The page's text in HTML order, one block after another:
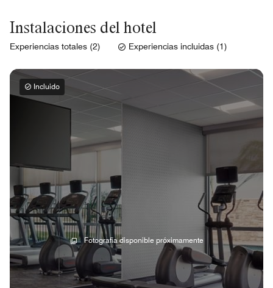
Instalaciones del hotel
Experiencias totales (2) Experiencias incluidas (1)
Fotografía disponible próximamente
Incluido